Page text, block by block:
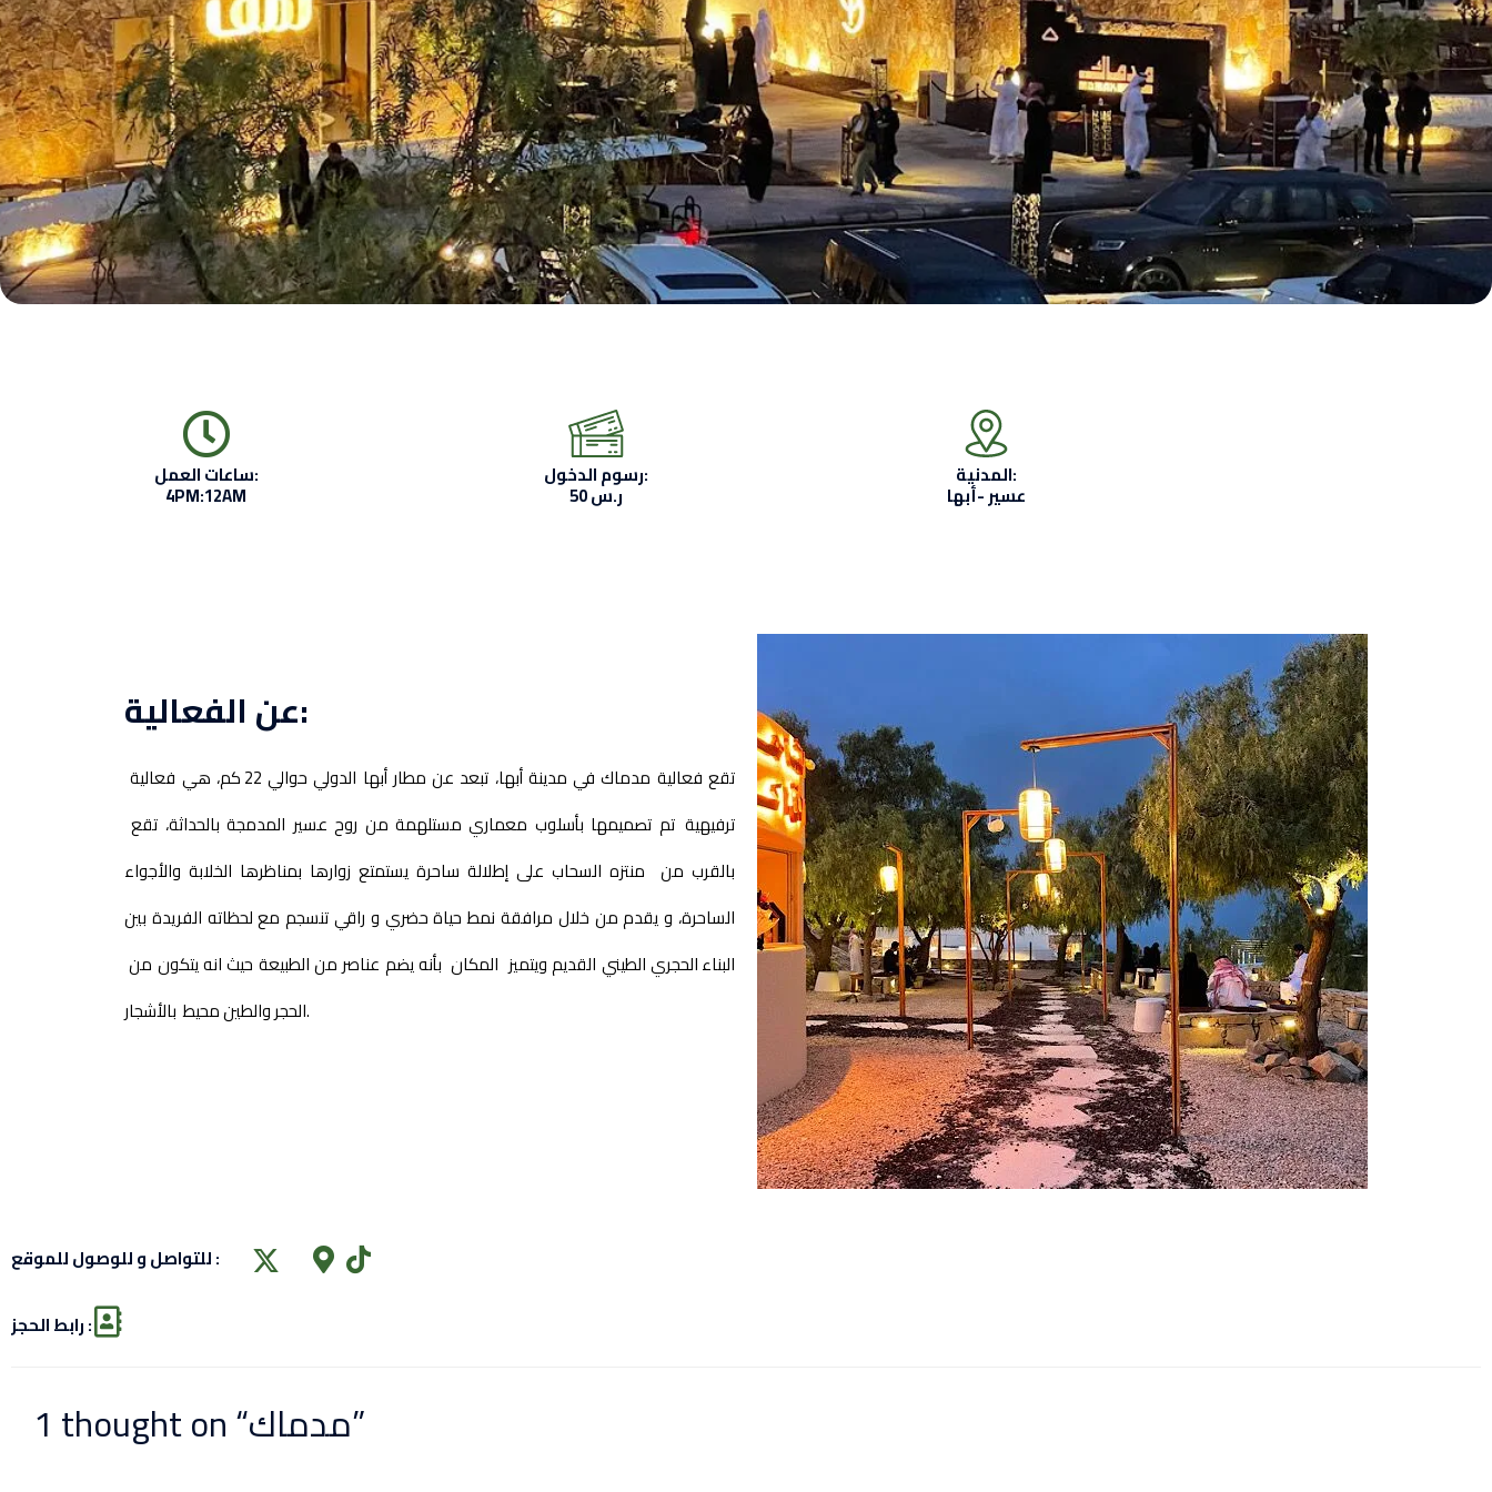
ساعات العمل:
4PM:12AM
رسوم الدخول:
50 ر.س
المدنية:
عسير -أبها
عن الفعالية:
تقع فعالية مدماك في مدينة أبها، تبعد عن مطار أبها الدولي حوالي 22 كم، هي فعالية
ترفيهية تم تصميمها بأسلوب معماري مستلهمة من روح عسير المدمجة بالحداثة، تقع
بالقرب من منتزه السحاب على إطلالة ساحرة يستمتع زوارها بمناظرها الخلابة والأجواء
الساحرة، و يقدم من خلال مرافقة نمط حياة حضري و راقي تنسجم مع لحظاته الفريدة بين
البناء الحجري الطيني القديم ويتميز المكان بأنه يضم عناصر من الطبيعة حيث انه يتكون من
الحجر والطين محيط بالأشجار.
للتواصل و للوصول للموقع :
رابط الحجز :
1 thought on “مدماك”